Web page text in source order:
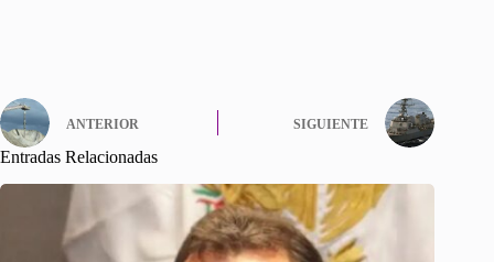
ANTERIOR SIGUIENTE
Entradas Relacionadas